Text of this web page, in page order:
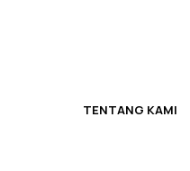
TENTANG KAMI